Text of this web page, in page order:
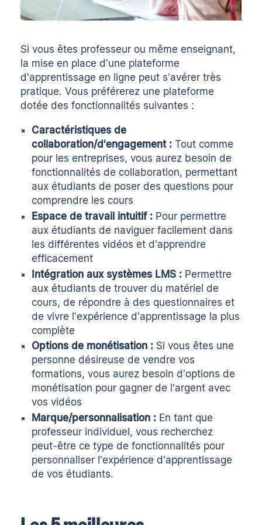
Si vous êtes professeur ou même enseignant,
la mise en place d'une plateforme
d'apprentissage en ligne peut s'avérer très
pratique. Vous préférerez une plateforme
dotée des fonctionnalités suivantes :
Caractéristiques de
collaboration/d'engagement : Tout comme
pour les entreprises, vous aurez besoin de
fonctionnalités de collaboration, permettant
aux étudiants de poser des questions pour
comprendre les cours
Espace de travail intuitif : Pour permettre
aux étudiants de naviguer facilement dans
les différentes vidéos et d'apprendre
efficacement
Intégration aux systèmes LMS : Permettre
aux étudiants de trouver du matériel de
cours, de répondre à des questionnaires et
de vivre l'expérience d'apprentissage la plus
complète
Options de monétisation : Si vous êtes une
personne désireuse de vendre vos
formations, vous aurez besoin d'options de
monétisation pour gagner de l'argent avec
vos vidéos
Marque/personnalisation : En tant que
professeur individuel, vous recherchez
peut-être ce type de fonctionnalités pour
personnaliser l'expérience d'apprentissage
de vos étudiants.